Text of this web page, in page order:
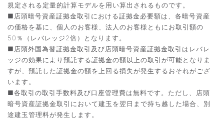
規定される定量的計算モデルを用い算出されるものです。
■店頭暗号資産証拠金取引における証拠金必要額は、各暗号資産
の価格を基に、個人のお客様、法人のお客様ともにお取引額の
50％（レバレッジ2倍）となります。
■店頭外国為替証拠金取引及び店頭暗号資産証拠金取引はレバレ
ッジの効果により預託する証拠金の額以上の取引が可能となりま
すが、預託した証拠金の額を上回る損失が発生するおそれがござ
います。
■各取引の取引手数料及び口座管理費は無料です。ただし、店頭
暗号資産証拠金取引において建玉を翌日まで持ち越した場合、別
途建玉管理料が発生します。